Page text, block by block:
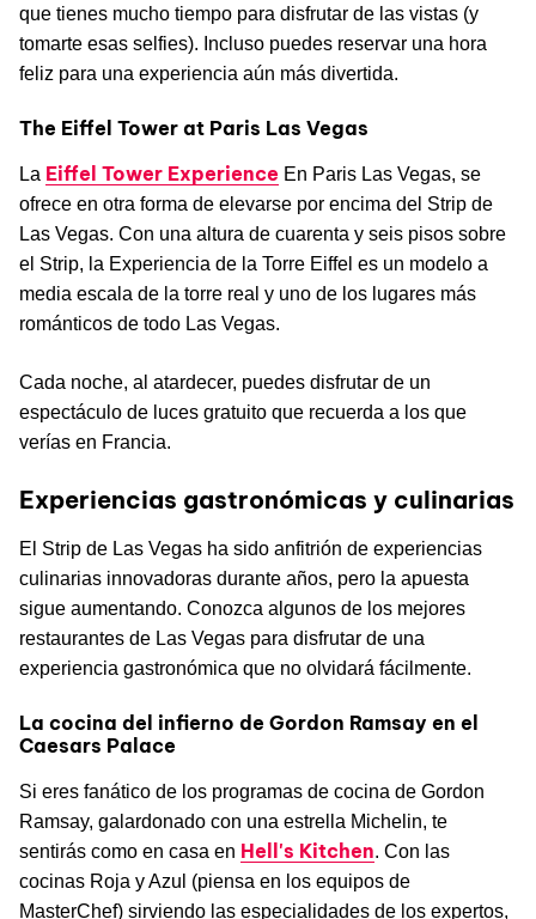
que tienes mucho tiempo para disfrutar de las vistas (y
tomarte esas selfies). Incluso puedes reservar una hora
feliz para una experiencia aún más divertida.
The Eiffel Tower at Paris Las Vegas
La Eiffel Tower Experience En Paris Las Vegas, se
ofrece en otra forma de elevarse por encima del Strip de
Las Vegas. Con una altura de cuarenta y seis pisos sobre
el Strip, la Experiencia de la Torre Eiffel es un modelo a
media escala de la torre real y uno de los lugares más
románticos de todo Las Vegas.
Cada noche, al atardecer, puedes disfrutar de un
espectáculo de luces gratuito que recuerda a los que
verías en Francia.
Experiencias gastronómicas y culinarias
El Strip de Las Vegas ha sido anfitrión de experiencias
culinarias innovadoras durante años, pero la apuesta
sigue aumentando. Conozca algunos de los mejores
restaurantes de Las Vegas para disfrutar de una
experiencia gastronómica que no olvidará fácilmente.
La cocina del infierno de Gordon Ramsay en el
Caesars Palace
Si eres fanático de los programas de cocina de Gordon
Ramsay, galardonado con una estrella Michelin, te
sentirás como en casa en Hell's Kitchen. Con las
cocinas Roja y Azul (piensa en los equipos de
MasterChef) sirviendo las especialidades de los expertos,